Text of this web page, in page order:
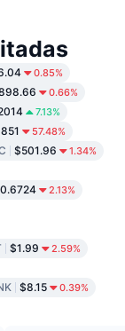
0.85%
0.66%
7.13%
57.48%
$501.96 1.34%
2.13%
$1.99 2.59%
$8.15 0.39%